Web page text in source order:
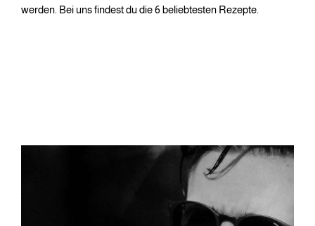
werden. Bei uns findest du die 6 beliebtesten Rezepte.